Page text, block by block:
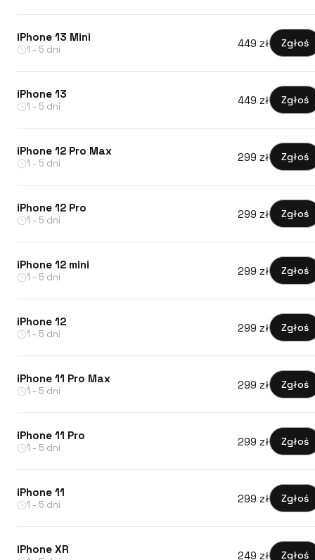
iPhone 13 Mini
1 - 5 dni 449 zł Zgłoś
iPhone 13
1 - 5 dni 449 zł Zgłoś
iPhone 12 Pro Max
1 - 5 dni 299 zł Zgłoś
iPhone 12 Pro
1 - 5 dni 299 zł Zgłoś
iPhone 12 mini
1 - 5 dni 299 zł Zgłoś
iPhone 12
1 - 5 dni 299 zł Zgłoś
iPhone 11 Pro Max
1 - 5 dni 299 zł Zgłoś
iPhone 11 Pro
1 - 5 dni 299 zł Zgłoś
iPhone 11
1 - 5 dni 299 zł Zgłoś
iPhone XR 249 zł Zgłoś